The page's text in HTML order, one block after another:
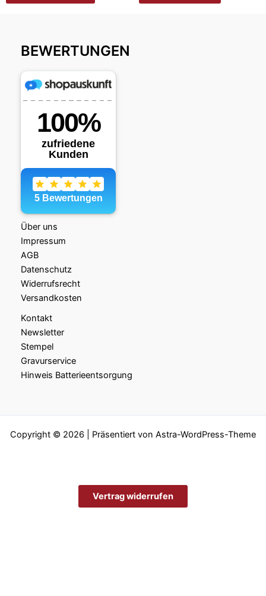
BEWERTUNGEN
Über uns
Impressum
AGB
Datenschutz
Widerrufsrecht
Versandkosten
Kontakt
Newsletter
Stempel
Gravurservice
Hinweis Batterieentsorgung
Copyright © 2026 | Präsentiert von Astra-WordPress-Theme
Vertrag widerrufen